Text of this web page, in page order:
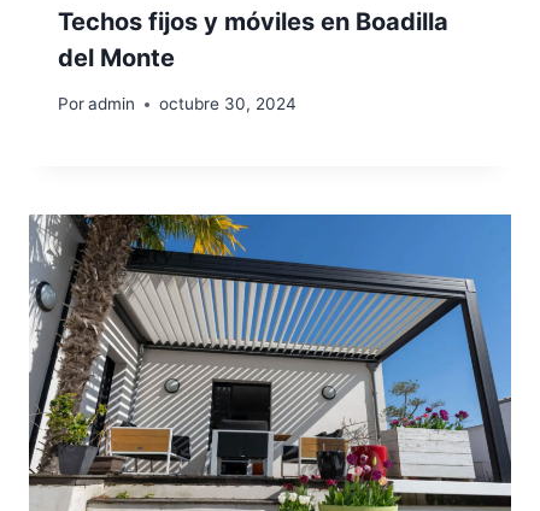
Techos fijos y móviles en Boadilla
del Monte
Poradmin octubre 30, 2024